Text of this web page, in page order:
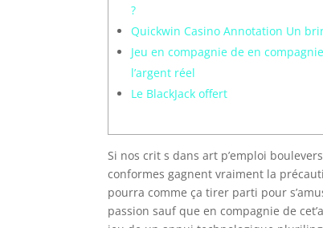
?
Quickwin Casino Annotation Un
Jeu en compagnie de en
l’argent réel
Le BlackJack offert
Si nos crit s dans art p’emploi
conformes gagnent vraiment la
pourra comme ça tirer parti pour
passion sauf que en compagnie de